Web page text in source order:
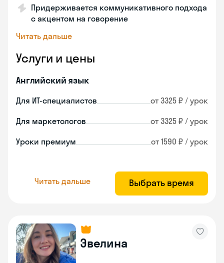
Придерживается коммуникативного подхода
с акцентом на говорение
Читать дальше
Услуги и цены
Английский язык
Для ИТ-специалистов от 3325 ₽ / урок
Для маркетологов от 3325 ₽ / урок
Уроки премиум от 1590 ₽ / урок
Читать дальше Выбрать время
Эвелина